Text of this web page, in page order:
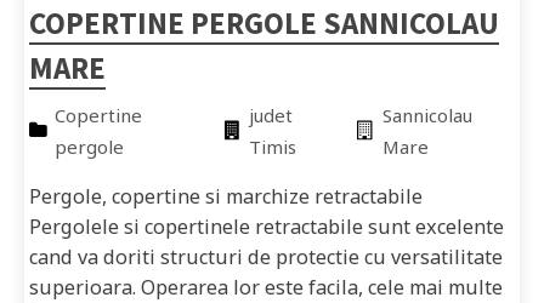
COPERTINE PERGOLE SANNICOLAU
MARE
Copertine
pergole
judet
Timis
Sannicolau
Mare
Pergole, copertine si marchize retractabile
Pergolele si copertinele retractabile sunt excelente
cand va doriti structuri de protectie cu versatilitate
superioara. Operarea lor este facila, cele mai multe